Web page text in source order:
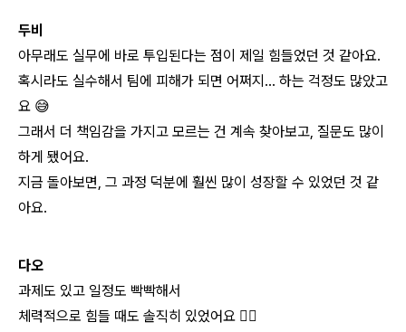
두비
아무래도 실무에 바로 투입된다는 점이 제일 힘들었던 것 같아요.
혹시라도 실수해서 팀에 피해가 되면 어쩌지… 하는 걱정도 많았고
요 😅
그래서 더 책임감을 가지고 모르는 건 계속 찾아보고, 질문도 많이
하게 됐어요.
지금 돌아보면, 그 과정 덕분에 훨씬 많이 성장할 수 있었던 것 같
아요.
다오
과제도 있고 일정도 빡빡해서
체력적으로 힘들 때도 솔직히 있었어요 😵‍💫